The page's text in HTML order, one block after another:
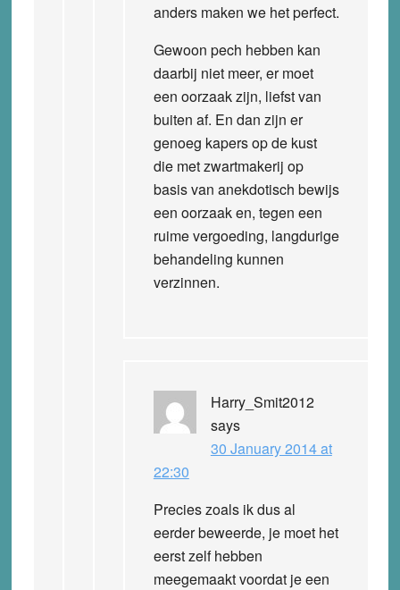
anders maken we het perfect.
Gewoon pech hebben kan
daarbij niet meer, er moet
een oorzaak zijn, liefst van
buiten af. En dan zijn er
genoeg kapers op de kust
die met zwartmakerij op
basis van anekdotisch bewijs
een oorzaak en, tegen een
ruime vergoeding, langdurige
behandeling kunnen
verzinnen.
Harry_Smit2012
says
30 January 2014 at
22:30
Precies zoals ik dus al
eerder beweerde, je moet het
eerst zelf hebben
meegemaakt voordat je een